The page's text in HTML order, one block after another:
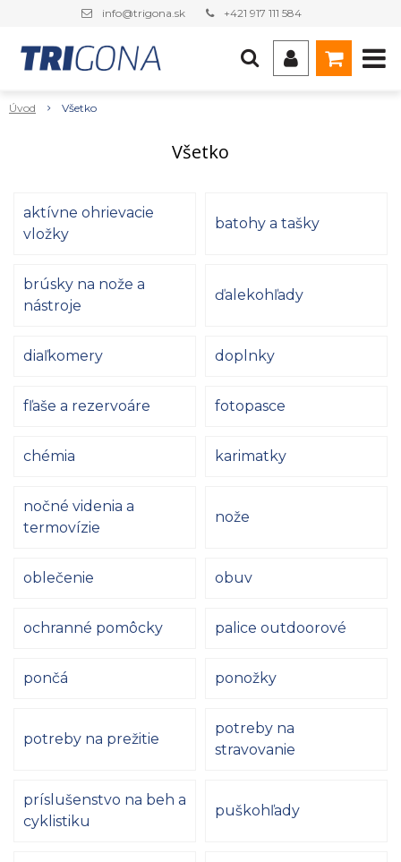
info@trigona.sk +421 917 111 584
Úvod Všetko
Všetko
aktívne ohrievacie
vložky
batohy a tašky
brúsky na nože a
nástroje
ďalekohľady
diaľkomery doplnky
fľaše a rezervoáre fotopasce
chémia karimatky
nočné videnia a
termovízie
nože
oblečenie obuv
ochranné pomôcky palice outdoorové
pončá ponožky
potreby na prežitie
potreby na
stravovanie
príslušenstvo na beh a
cyklistiku
puškohľady